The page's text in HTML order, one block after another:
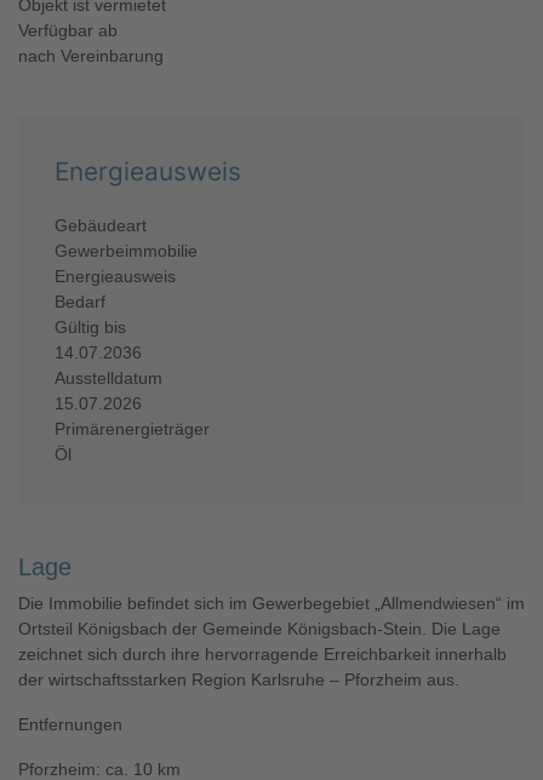
Objekt ist vermietet
Verfügbar ab
nach Vereinbarung
Energieausweis
Gebäudeart
Gewerbeimmobilie
Energieausweis
Bedarf
Gültig bis
14.07.2036
Ausstelldatum
15.07.2026
Primärenergieträger
Öl
Lage
Die Immobilie befindet sich im Gewerbegebiet „Allmendwiesen“ im
Ortsteil Königsbach der Gemeinde Königsbach-Stein. Die Lage
zeichnet sich durch ihre hervorragende Erreichbarkeit innerhalb
der wirtschaftsstarken Region Karlsruhe – Pforzheim aus.
Entfernungen
Pforzheim: ca. 10 km